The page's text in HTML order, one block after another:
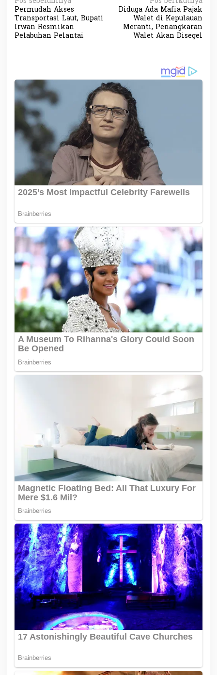
N
a
v
s
i
p
o
s
Permudah Akses
Transportasi Laut, Bupati
Irwan Resmikan
Pelabuhan Pelantai
Diduga Ada Mafia Pajak
Walet di Kepulauan
Meranti, Penangkaran
Walet Akan Disegel